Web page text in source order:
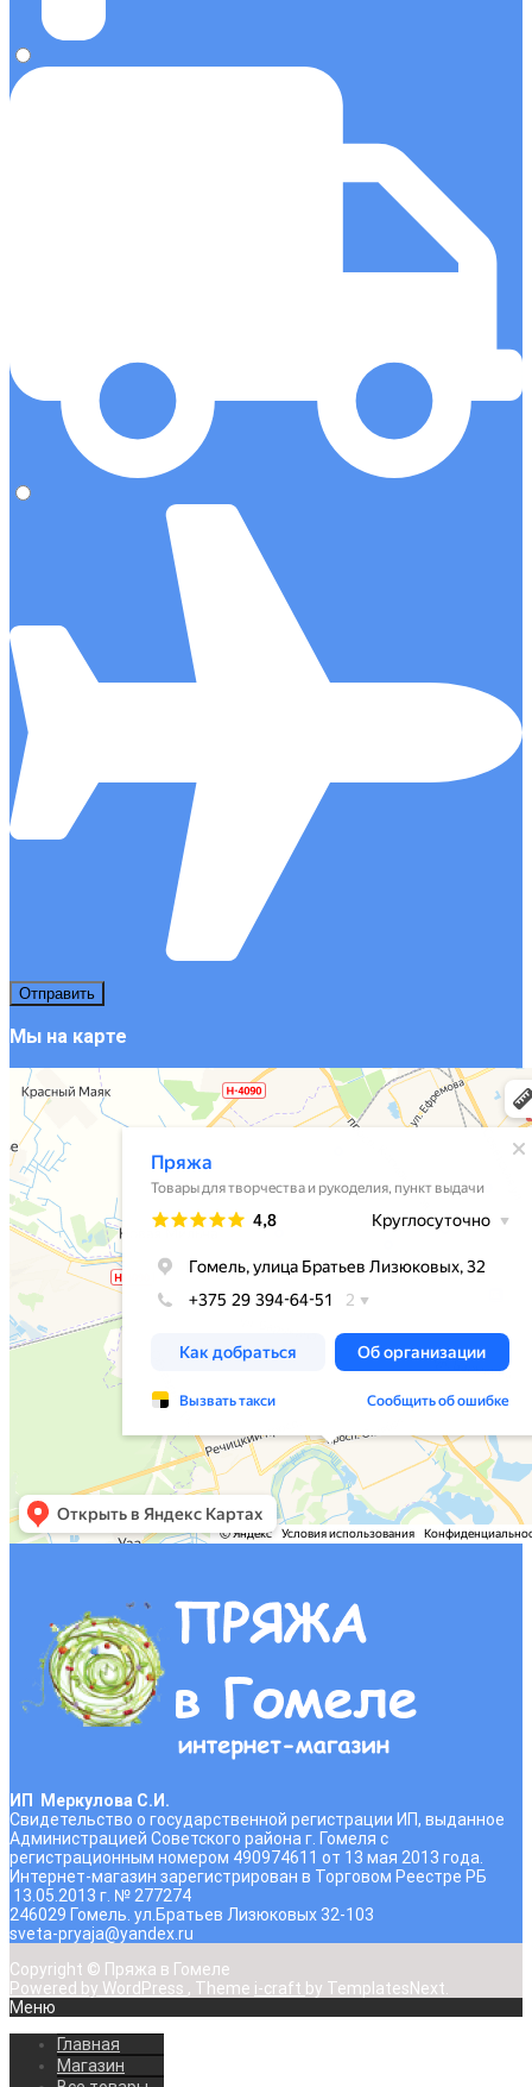
Мы на карте
ИП Меркулова С.И.
Свидетельство о государственной регистрации ИП, выданное
Администрацией Советского района г. Гомеля с
регистрационным номером 490974611 от 13 мая 2013 года.
Интернет-магазин зарегистрирован в Торговом Реестре РБ
13.05.2013 г. № 277274
246029 Гомель. ул.Братьев Лизюковых 32-103
sveta-pryaja@yandex.ru
Copyright © Пряжа в Гомеле
Powered by WordPress , Theme i-craft by TemplatesNext.
Меню
Главная
Магазин